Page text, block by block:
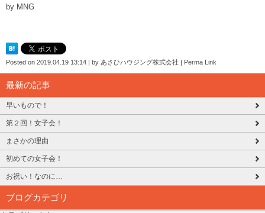
by MNG
Posted on 2019.04.19 13:14 | by あさひハウジング株式会社 | Perma Link
最新の記事
早いもので！
第２回！女子会！
まさかの理由
初めての女子会！
お祝い！なのに…
ブログカテゴリ